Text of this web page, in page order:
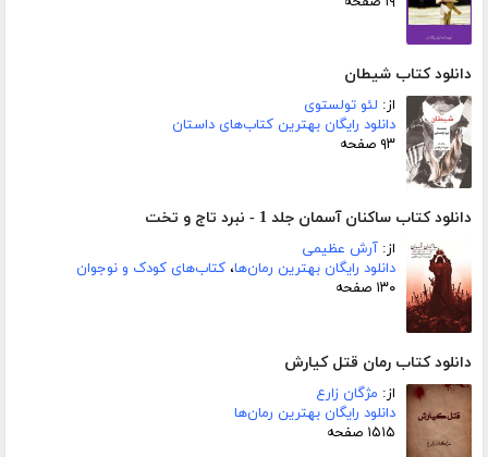
دانلود کتاب شیطان
از: لئو تولستوی
دانلود رایگان بهترین کتاب‌های داستان
۹۳ صفحه
دانلود کتاب ساکنان آسمان جلد 1 - نبرد تاج و تخت
از: آرش عظیمی
دانلود رایگان بهترین رمان‌ها، کتاب‌های کودک و نوجوان
۱۳۰ صفحه
دانلود کتاب رمان قتل کیارش
از: مژگان زارع
دانلود رایگان بهترین رمان‌ها
۱۵۱۵ صفحه